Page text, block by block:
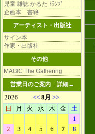
児童 雑誌 かるた ﾄﾗﾝﾌﾟ
企画本 書籍
アーティスト・出版社
サイン本
作家・出版社
その他
MAGIC The Gathering
営業日のご案内 詳細→